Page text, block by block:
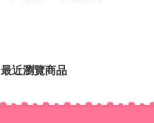
最近瀏覽商品